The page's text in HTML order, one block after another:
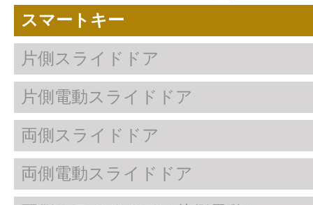
スマートキー
片側スライドドア
片側電動スライドドア
両側スライドドア
両側電動スライドドア